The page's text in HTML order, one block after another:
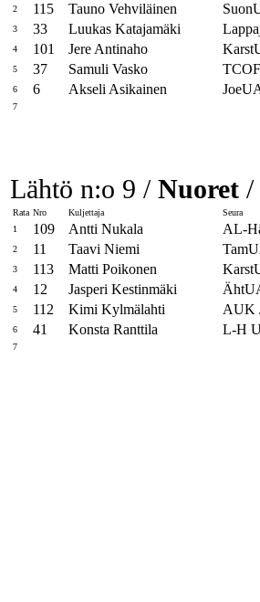
2 115 Tauno Vehviläinen
3 33 Luukas Katajamäki
4 101 Jere Antinaho
5 37 Samuli Vasko TCOF
6 6 Akseli Asikainen
7
Lähtö n:o 9 / Nuoret /
Rata Nro Kuljettaja Seura
1
109 Antti Nukala AL-
2 11 Taavi Niemi
3 113 Matti Poikonen
4 12 Jasperi Kestinmäki
5 112 Kimi Kylmälahti AUK
6 41 Konsta Ranttila L-H
7